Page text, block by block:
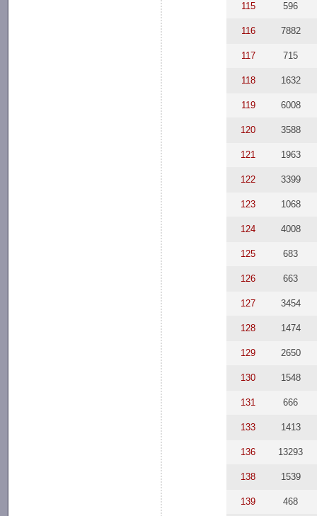
115 596
116 7882
117 715
118 1632
119 6008
120 3588
121 1963
122 3399
123 1068
124 4008
125 683
126 663
127 3454
128 1474
129 2650
130 1548
131 666
133 1413
136 13293
138 1539
139 468